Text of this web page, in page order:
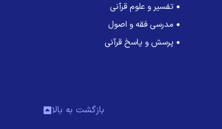
تفسیر و علوم قرآنی
مدرسی فقه و اصول
پرسش و پاسخ قرآنی
بازگشت به بالا